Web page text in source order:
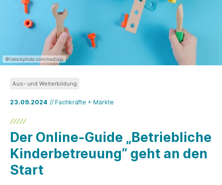
©Istockphoto.com/nadisja
23.09.2024 // Fachkräfte + Märkte
Aus- und Weiterbildung
Der Online-Guide „Betriebliche
Kinderbetreuung“ geht an den
Start